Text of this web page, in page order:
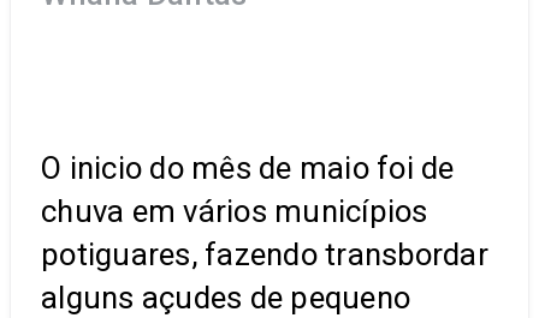
O inicio do mês de maio foi de
chuva em vários municípios
potiguares, fazendo transbordar
alguns açudes de pequeno